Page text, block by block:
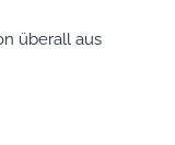
überall aus